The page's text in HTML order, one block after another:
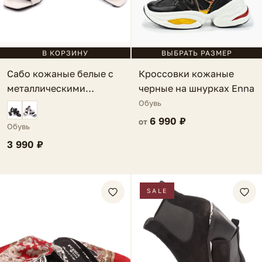
В КОРЗИНУ
Сабо кожаные белые с
металлическими
вставками Maella
Обувь
3 990 ₽
ВЫБРАТЬ РАЗМЕР
Кроссовки кожаные
черные на шнурках Enna
Обувь
от 6 990 ₽
SALE